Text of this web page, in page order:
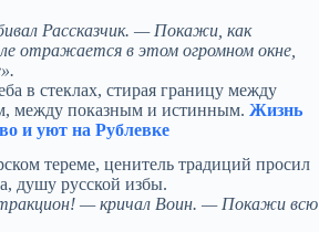
Рассказчик. — Покажи, как
отражается в этом огромном окне,
в стеклах, стирая границу между
между показным и истинным. Жизнь
и уют на Рублевке
тереме, ценитель традиций просил
душу русской избы.
— кричал Воин. — Покажи всю